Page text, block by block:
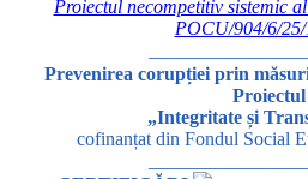
Proiectul necompetitiv sistemic
POCU/904/6/
Prevenirea corupției prin
Proiectul
„Integritate și
cofinanțat din Fondul Social